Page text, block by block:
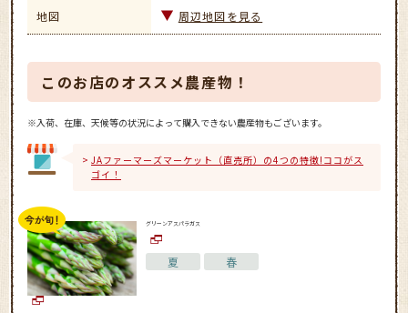
地図 周辺地図を見る
このお店のオススメ農産物！
※入荷、在庫、天候等の状況によって購入できない農産物もございます。
JAファーマーズマーケット（直売所）の4つの特徴!ココがス
ゴイ！
グリーンアスパラガス
夏 春